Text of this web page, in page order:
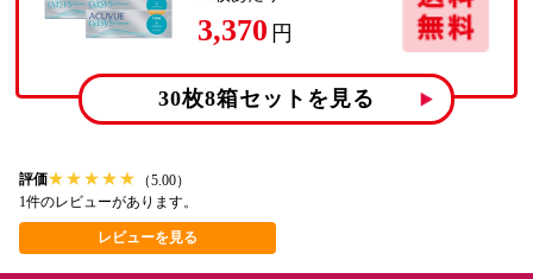
3,370 円
30枚8箱セットを見る
評価★ ★ ★ ★ ★
（5.00）
1件のレビューがあります。
レビューを見る